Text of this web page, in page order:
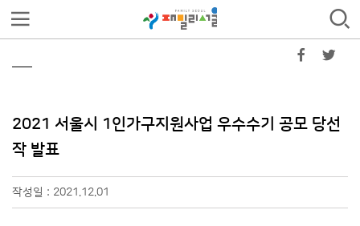
2021 서울시 1인가구지원사업 우수수기 공모 당선
작 발표
작성일 : 2021.12.01